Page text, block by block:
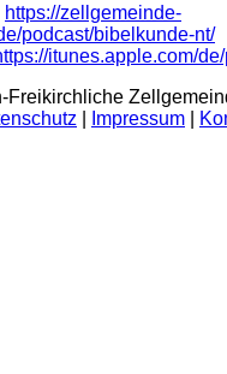
https://zellgemeinde-
podcast/bibelkunde-nt/
itunes.apple.com/
Impressum